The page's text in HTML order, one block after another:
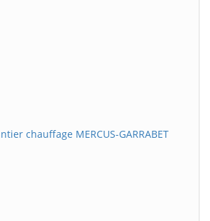
chauffage MERCUS-GARRABET